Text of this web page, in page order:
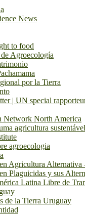
News
to food
Agroecología
por la Tierra
| UN special
Network North America
agricultura sustentável
agroecologia
Agricultura Alternativa
Plaguicidas y sus
Latina Libre de
de la Tierra Uruguay